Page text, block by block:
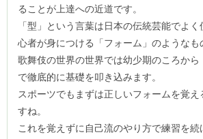
ることが上達への近道です。
「型」という言葉は日本の伝統芸能でよ
心者が身につける「フォーム」のようなも
歌舞伎の世界の世界では幼少期のころから
で徹底的に基礎を叩き込みます。
スポーツでもまずは正しいフォームを覚え
すね。
これを覚えずに自己流のやり方で練習を続